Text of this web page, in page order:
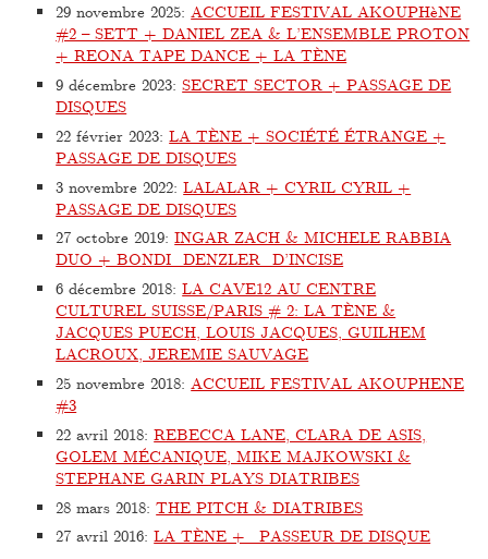
29 novembre 2025:ACCUEIL FESTIVAL AKOUPHèNE
#2 – SETT + DANIEL ZEA & L’ENSEMBLE PROTON
+ REONA TAPE DANCE + LA TÈNE
9 décembre 2023:SECRET SECTOR + PASSAGE DE
DISQUES
22 février 2023:LA TÈNE + SOCIÉTÉ ÉTRANGE +
PASSAGE DE DISQUES
3 novembre 2022:LALALAR + CYRIL CYRIL +
PASSAGE DE DISQUES
27 octobre 2019:INGAR ZACH & MICHELE RABBIA
DUO + BONDI_DENZLER_D’INCISE
6 décembre 2018:LA CAVE12 AU CENTRE
CULTUREL SUISSE/PARIS # 2: LA TÈNE &
JACQUES PUECH, LOUIS JACQUES, GUILHEM
LACROUX, JEREMIE SAUVAGE
25 novembre 2018:ACCUEIL FESTIVAL AKOUPHENE
#3
22 avril 2018:REBECCA LANE, CLARA DE ASIS,
GOLEM MÉCANIQUE, MIKE MAJKOWSKI &
STEPHANE GARIN PLAYS DIATRIBES
28 mars 2018:THE PITCH & DIATRIBES
27 avril 2016:LA TÈNE + PASSEUR DE DISQUE